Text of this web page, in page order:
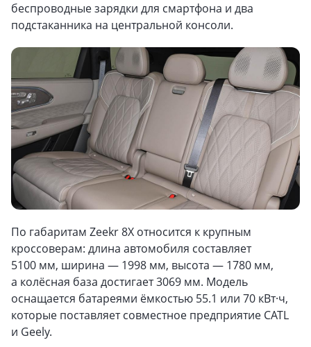
беспроводные зарядки для смартфона и два
подстаканника на центральной консоли.
По габаритам Zeekr 8X относится к крупным
кроссоверам: длина автомобиля составляет
5100 мм, ширина — 1998 мм, высота — 1780 мм,
а колёсная база достигает 3069 мм. Модель
оснащается батареями ёмкостью 55.1 или 70 кВт·ч,
которые поставляет совместное предприятие CATL
и Geely.